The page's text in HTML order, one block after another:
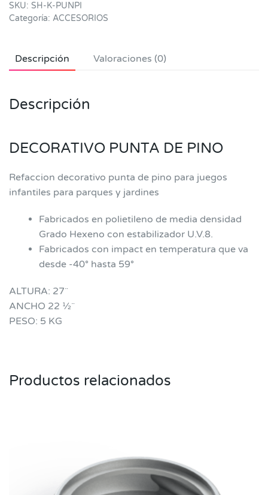
SKU: SH-K-PUNPI
Categoría: ACCESORIOS
Descripción Valoraciones (0)
Descripción
DECORATIVO PUNTA DE PINO
Refaccion decorativo punta de pino para juegos
infantiles para parques y jardines
Fabricados en polietileno de media densidad
Grado Hexeno con estabilizador U.V.8.
Fabricados con impact en temperatura que va
desde -40° hasta 59°
ALTURA: 27¨
ANCHO 22 ½¨
PESO: 5 KG
Productos relacionados